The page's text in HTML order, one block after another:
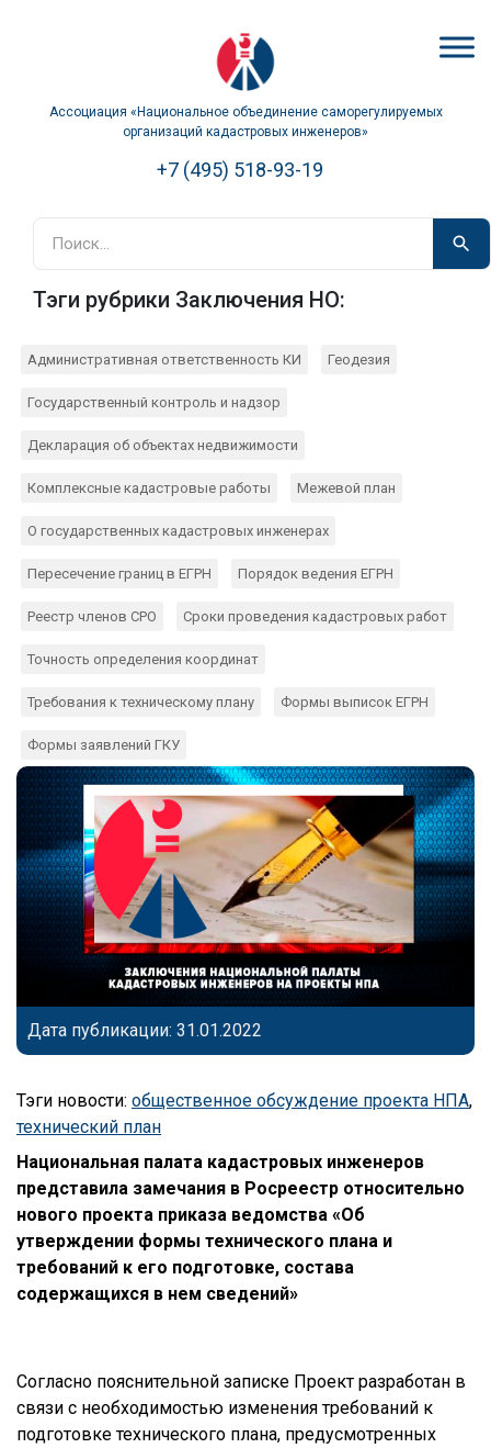
Ассоциация «Национальное объединение саморегулируемых
организаций кадастровых инженеров»
+7 (495) 518-93-19
Тэги рубрики Заключения НО:
Административная ответственность КИ Геодезия
Государственный контроль и надзор
Декларация об объектах недвижимости
Комплексные кадастровые работы Межевой план
О государственных кадастровых инженерах
Пересечение границ в ЕГРН Порядок ведения ЕГРН
Реестр членов СРО Сроки проведения кадастровых работ
Точность определения координат
Требования к техническому плану Формы выписок ЕГРН
Формы заявлений ГКУ
Дата публикации: 31.01.2022
Тэги новости: общественное обсуждение проекта НПА,
технический план
Национальная палата кадастровых инженеров
представила замечания в Росреестр относительно
нового проекта приказа ведомства «Об
утверждении формы технического плана и
требований к его подготовке, состава
содержащихся в нем сведений»
Согласно пояснительной записке Проект разработан в
связи с необходимостью изменения требований к
подготовке технического плана, предусмотренных